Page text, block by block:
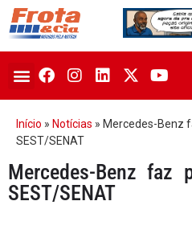
Início » Notícias » Mercedes-Benz
SEST/SENAT
Mercedes-Benz faz
SEST/SENAT